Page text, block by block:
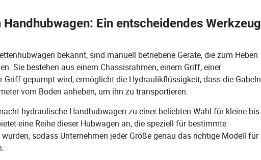
Ein entscheidendes Werkzeug
bekannt, sind manuell betriebene Geräte, die zum Heben
Sie bestehen aus einem Chassisrahmen, einem Griff, einer
Griff gepumpt wird, ermöglicht die Hydraulikflüssigkeit, dass die Gabeln
vom Boden anheben, um ihn zu transportieren.
hydraulische Handhubwagen zu einer beliebten Wahl für kleine bis
eine Reihe dieser Hubwagen an, die speziell für bestimmte
sodass Unternehmen jeder Größe genau das richtige Modell für